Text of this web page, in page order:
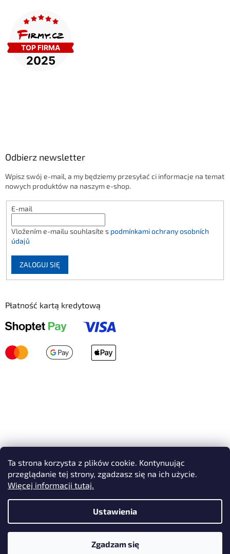
Ta strona korzysta z plików cookie. Kontynuując
przeglądanie tej strony, zgadzasz się na ich użycie.
Więcej informacji tutaj.
Ustawienia
Zgadzam się
Odbierz newsletter
Wpisz swój e-mail, a my będziemy przesyłać ci informacje na temat
nowych produktów na naszym e-shop.
E-mail
Vložením e-mailu souhlasíte s podmínkami ochrany osobních
údajů
ZALOGUJ SIĘ
Płatność kartą kredytową
Opracował Shoptet
AVEX SKI. Wszystkie prawa zastrzeżone.